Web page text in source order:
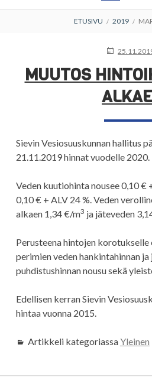
MURUPOLKU
ETUSIVU 2019
JULKAISTU
MUUTOS
Sievin Vesiosuuskunnan hallitus
21.11.2019 hinnat vuodelle 2020.
Veden kuutiohinta nousee 0,10 €
0,10 € + ALV 24 %. Veden
alkaen 1,34 €/m3 ja jäteveden
Perusteena hintojen korotukselle
perimien veden hankintahinnan ja
puhdistushinnan nousu sekä
Edellisen kerran Sievin
hintaa vuonna 2015.
Artikkeli kategoriassaYleinen